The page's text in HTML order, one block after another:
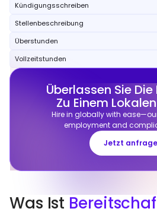
Kündigungsschreiben
Stellenbeschreibung
Überstunden
Vollzeitstunden
Überlassen Sie
Zu Einem
Hire in globally with
employment and
Jetzt
Was Ist